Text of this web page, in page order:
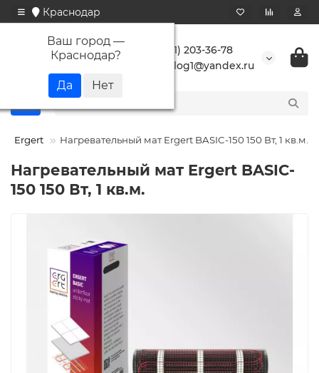
Краснодар
Ваш город —
Краснодар?
+7 (861) 203-36-78
buranlog1@yandex.ru
Ergert Нагревательный мат Ergert BASIC-150 150 Вт, 1 кв.м.
Нагревательный мат Ergert BASIC-
150 150 Вт, 1 кв.м.